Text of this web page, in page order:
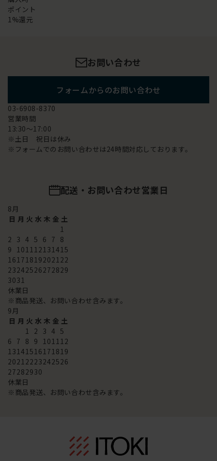
ポイント
1%還元
お問い合わせ
フォームからのお問い合わせ
03-6908-8370
営業時間
13:30～17:00
※土日 祝日は休み
※フォームでのお問い合わせは24時間対応しております。
配送・お問い合わせ営業日
8月
日 月 火 水 木 金 土
1
2 3 4 5 6 7 8
9 101112131415
16171819202122
23242526272829
3031
休業日
※商品発送、お問い合わせ含みます。
9月
日 月 火 水 木 金 土
1 2 3 4 5
6 7 8 9 101112
13141516171819
20212223242526
27282930
休業日
※商品発送、お問い合わせ含みます。